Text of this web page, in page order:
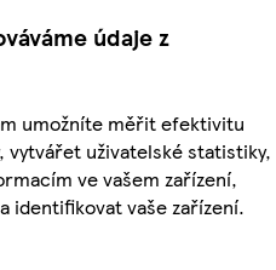
údaje z
umožníte měřit efektivitu
vytvářet uživatelské statistiky,
ve vašem zařízení,
identifikovat vaše zařízení.